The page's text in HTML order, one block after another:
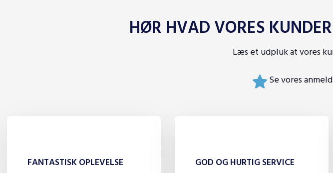
HØR HVAD VORES
Læs et udpluk at vores
Se vores
FANTASTISK OPLEVELSE GOD OG HURTIG SERVICE